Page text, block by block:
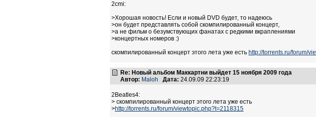
2cmi:
>Хорошая новость! Если и новый DVD будет, то надеюсь
>он будет представлять собой скомпилированный концерт,
>а не фильм о безумствующих фанатах с редкими вкраплениями
>концертных номеров :)
скомпилированный концерт этого лета уже есть http://torrents.ru/forum/
Re: Новый альбом Маккартни выйдет 15 ноября 2009 года
Автор: Maloh Дата: 24.09.09 22:23:19
2Beatles4:
> скомпилированный концерт этого лета уже есть
>http://torrents.ru/forum/viewtopic.php?t=2118315